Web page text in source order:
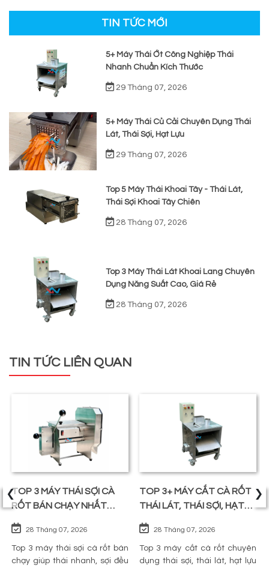
TIN TỨC MỚI
5+ Máy Thái Ớt Công Nghiệp Thái
Nhanh Chuẩn Kích Thước
29 Tháng 07, 2026
5+ Máy Thái Củ Cải Chuyên Dụng Thái
Lát, Thái Sợi, Hạt Lựu
29 Tháng 07, 2026
Top 5 Máy Thái Khoai Tây - Thái Lát,
Thái Sợi Khoai Tây Chiên
28 Tháng 07, 2026
Top 3 Máy Thái Lát Khoai Lang Chuyên
Dụng Năng Suất Cao, Giá Rẻ
28 Tháng 07, 2026
TIN TỨC LIÊN QUAN
TOP 3 MÁY THÁI SỢI CÀ
RỐT BÁN CHẠY NHẤT
28 Tháng 07, 2026
Top 3 máy thái sợi cà rốt bán
chạy giúp thái nhanh, sợi đều
TOP 3+ MÁY CẮT CÀ RỐT
THÁI LÁT, THÁI SỢI, HẠT
28 Tháng 07, 2026
Top 3 máy cắt cà rốt chuyên
dụng thái sợi, thái lát, hạt lựu
‹ ›